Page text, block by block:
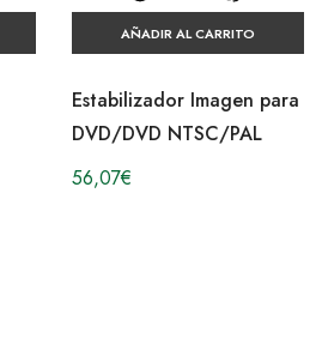
AÑADIR AL CARRITO
Estabilizador Imagen para
DVD/DVD NTSC/PAL
56,07€